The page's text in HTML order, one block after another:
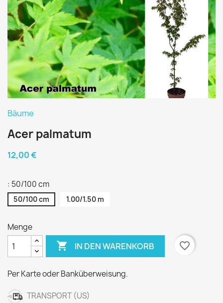
Bäume
Acer palmatum
12,00 €
: 50/100 cm
50/100 cm 1.00/1.50 m
Menge
 IN DEN WARENKORB favorite_border
Per Karte oder Banküberweisung.
TRANSPORT (US)